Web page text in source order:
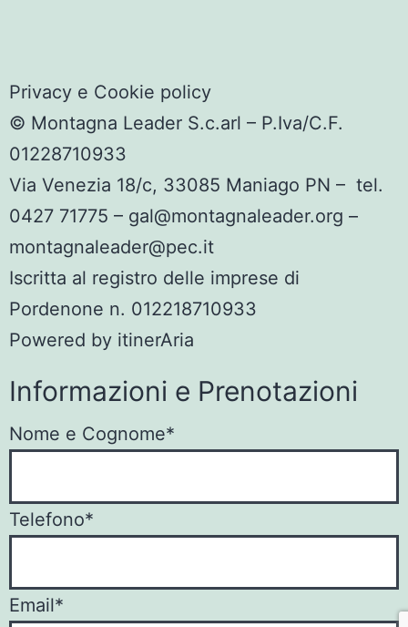
Privacy e Cookie policy
© Montagna Leader S.c.arl – P.Iva/C.F.
01228710933
Via Venezia 18/c, 33085 Maniago PN – tel.
0427 71775 – gal@montagnaleader.org –
montagnaleader@pec.it
Iscritta al registro delle imprese di
Pordenone n. 012218710933
Powered by itinerAria
Informazioni e Prenotazioni
Nome e Cognome*
Telefono*
Email*